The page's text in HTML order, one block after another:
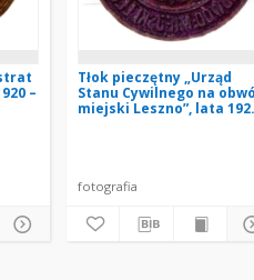
–
Tłok pieczętny „Urząd
Stanu Cywilnego na
miejski Leszno”, lata
fotografia